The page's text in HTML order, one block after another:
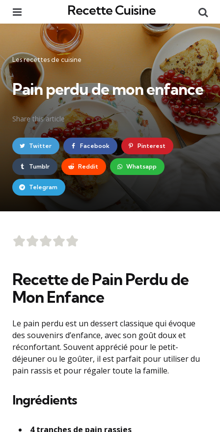
Recette Cuisine
Catégories
Les recettes de cuisine
Pain perdu de mon enfance
Share this article
Twitter Facebook Pinterest
Tumblr Reddit Whatsapp
Telegram
Recette de Pain Perdu de
Mon Enfance
Le pain perdu est un dessert classique qui évoque
des souvenirs d’enfance, avec son goût doux et
réconfortant. Souvent apprécié pour le petit-
déjeuner ou le goûter, il est parfait pour utiliser du
pain rassis et pour régaler toute la famille.
Ingrédients
4 tranches de pain rassies